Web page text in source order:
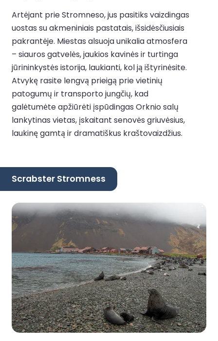
Artėjant prie Stromneso, jus pasitiks vaizdingas
uostas su akmeniniais pastatais, išsidėsčiusiais
pakrantėje. Miestas alsuoja unikalia atmosfera
– siauros gatvelės, jaukios kavinės ir turtinga
jūrininkystės istorija, laukianti, kol ją ištyrinėsite.
Atvykę rasite lengvą prieigą prie vietinių
patogumų ir transporto jungčių, kad
galėtumėte apžiūrėti įspūdingas Orknio salų
lankytinas vietas, įskaitant senovės griuvėsius,
laukinę gamtą ir dramatiškus kraštovaizdžius.
Scrabster Stromness